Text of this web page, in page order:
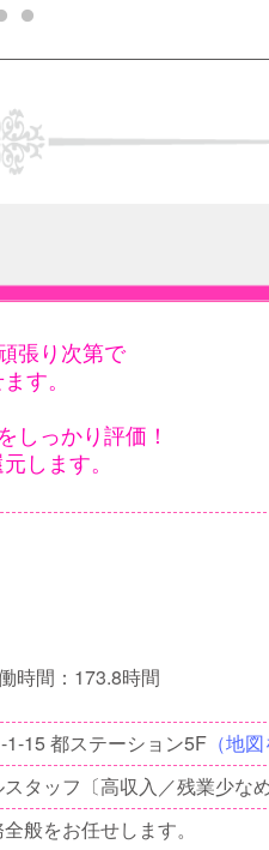
張り次第で
す。
しっかり評価！
します。
時間：173.8時間
15 都ステーション5F（地
タッフ〔高収入／残業少な
般をお任せします。